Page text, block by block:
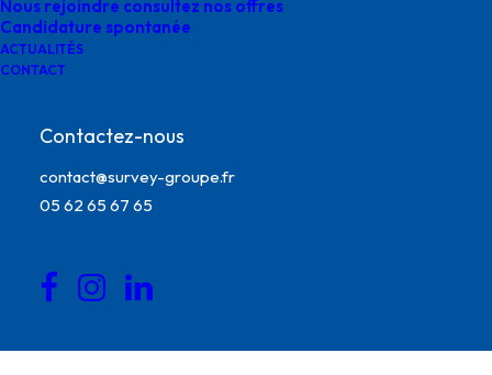
Nous rejoindre consultez nos offres
Candidature spontanée
ACTUALITÉS
CONTACT
Contactez-nous
contact@survey-groupe.fr
05 62 65 67 65
engagement-solidaire